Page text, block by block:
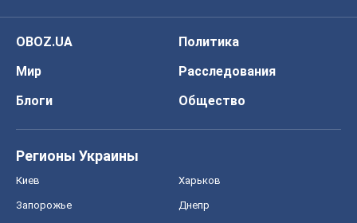
OBOZ.UA
Политика
Мир
Расследования
Блоги
Общество
Регионы Украины
Киев Харьков
Запорожье Днепр